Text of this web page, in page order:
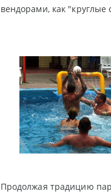
вендорами, как
Продолжая традицию